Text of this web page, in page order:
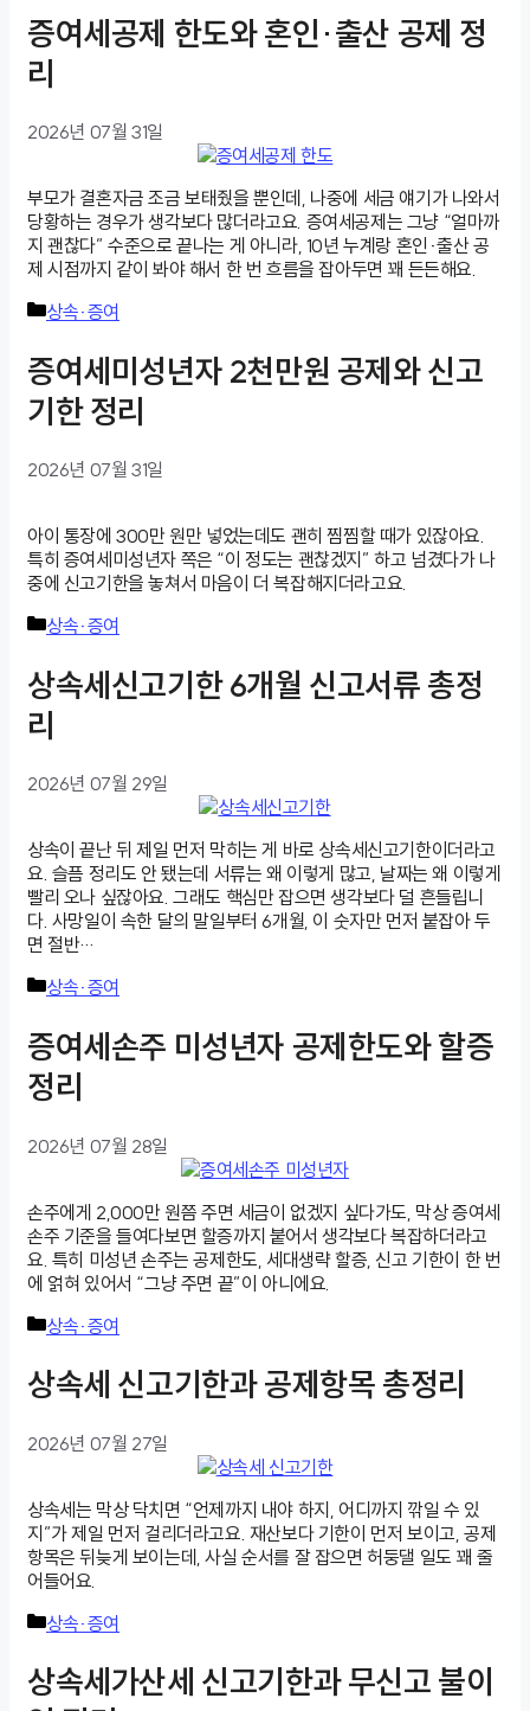
고
리
증여세공제 한도와 혼인·출산 공제 정
리
2026년 07월 31일
부모가 결혼자금 조금 보태줬을 뿐인데, 나중에 세금 얘기가 나와서
당황하는 경우가 생각보다 많더라고요. 증여세공제는 그냥 “얼마까
지 괜찮다” 수준으로 끝나는 게 아니라, 10년 누계랑 혼인·출산 공
제 시점까지 같이 봐야 해서 한 번 흐름을 잡아두면 꽤 든든해요.
카
고
리
상속·증여
증여세미성년자 2천만원 공제와 신고
기한 정리
2026년 07월 31일
아이 통장에 300만 원만 넣었는데도 괜히 찜찜할 때가 있잖아요.
특히 증여세미성년자 쪽은 “이 정도는 괜찮겠지” 하고 넘겼다가 나
중에 신고기한을 놓쳐서 마음이 더 복잡해지더라고요.
카
고
리
상속·증여
상속세신고기한 6개월 신고서류 총정
리
2026년 07월 29일
상속이 끝난 뒤 제일 먼저 막히는 게 바로 상속세신고기한이더라고
요. 슬픔 정리도 안 됐는데 서류는 왜 이렇게 많고, 날짜는 왜 이렇게
빨리 오나 싶잖아요. 그래도 핵심만 잡으면 생각보다 덜 흔들립니
다. 사망일이 속한 달의 말일부터 6개월, 이 숫자만 먼저 붙잡아 두
면 절반…
카
고
리
상속·증여
증여세손주 미성년자 공제한도와 할증
정리
2026년 07월 28일
손주에게 2,000만 원쯤 주면 세금이 없겠지 싶다가도, 막상 증여세
손주 기준을 들여다보면 할증까지 붙어서 생각보다 복잡하더라고
요. 특히 미성년 손주는 공제한도, 세대생략 할증, 신고 기한이 한 번
에 얽혀 있어서 “그냥 주면 끝”이 아니에요.
카
고
리
상속·증여
상속세 신고기한과 공제항목 총정리
2026년 07월 27일
상속세는 막상 닥치면 “언제까지 내야 하지, 어디까지 깎일 수 있
지”가 제일 먼저 걸리더라고요. 재산보다 기한이 먼저 보이고, 공제
항목은 뒤늦게 보이는데, 사실 순서를 잘 잡으면 허둥댈 일도 꽤 줄
어들어요.
카
고
리
상속·증여
상속세가산세 신고기한과 무신고 불이